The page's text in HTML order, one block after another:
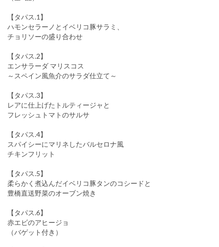
【タパス.1】
ハモンセラーノとイベリコ豚サラミ、
チョリソーの盛り合わせ
【タパス.2】
エンサラーダ マリスコス
～スペイン風魚介のサラダ仕立て～
【タパス.3】
レアに仕上げたトルティージャと
フレッシュトマトのサルサ
【タパス.4】
スパイシーにマリネしたバルセロナ風
チキンフリット
【タパス.5】
柔らかく煮込んだイベリコ豚タンのコシードと
豊橋直送野菜のオーブン焼き
【タパス.6】
赤エビのアヒージョ
（バゲット付き）